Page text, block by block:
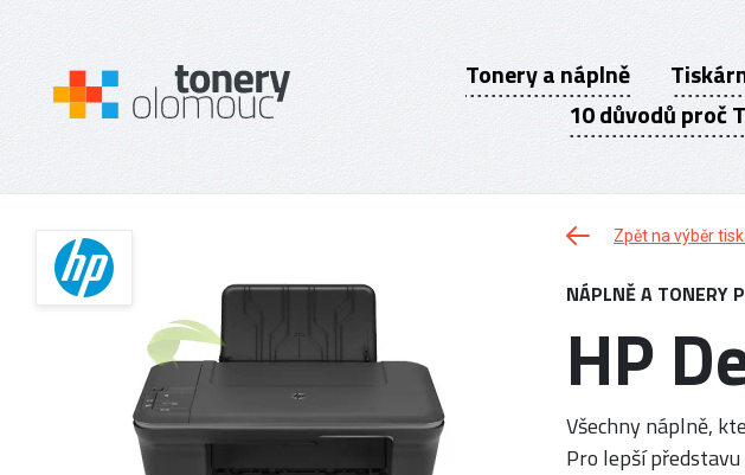
Tonery a náplně
10 důvodů proč
Zpět na výběr
NÁPLNĚ A TONERY
HP
Všechny náplně,
Pro lepší